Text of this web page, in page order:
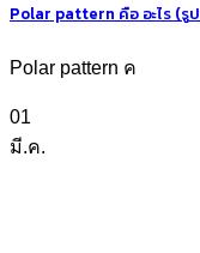
Polar pattern คือ อะไร (รู
Polar pattern ค
01
มี.ค.